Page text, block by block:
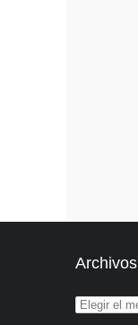
Archivos